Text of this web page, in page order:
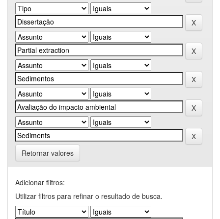
Retornar valores
Adicionar filtros:
Utilizar filtros para refinar o resultado de busca.